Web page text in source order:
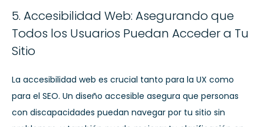
5. Accesibilidad Web: Asegurando que
Todos los Usuarios Puedan Acceder a Tu
Sitio
La accesibilidad web es crucial tanto para la UX como
para el SEO. Un diseño accesible asegura que personas
con discapacidades puedan navegar por tu sitio sin